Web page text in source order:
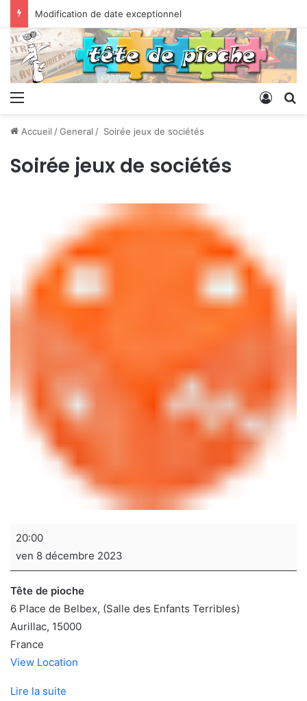
Modification de date exceptionnel
Menu
Accueil /General / Soirée jeux de sociétés
Soirée jeux de sociétés
Soirée
de
sociétés
20:00
ven 8 décembre 2023
Tête de pioche
6 Place de Belbex (Salle des Enfants Terribles)
Aurillac, 15000
France
View Location
Lire la suite